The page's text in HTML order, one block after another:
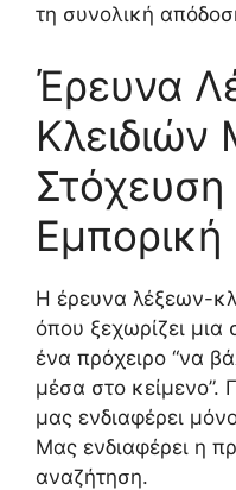
τη συνολική
Έρευνα
Κλειδιών
Στόχευση
Η έρευνα λέξεων-
όπου ξεχωρίζει
ένα πρόχειρο “να
μέσα στο κείμενο”.
μας ενδιαφέρει
Μας ενδιαφέρει η
αναζήτηση.